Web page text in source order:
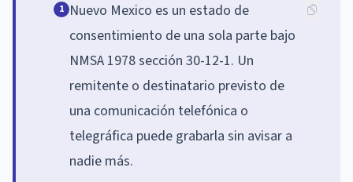
1 Nuevo Mexico es un estado de
consentimiento de una sola parte bajo
NMSA 1978 sección 30-12-1. Un
remitente o destinatario previsto de
una comunicación telefónica o
telegráfica puede grabarla sin avisar a
nadie más.